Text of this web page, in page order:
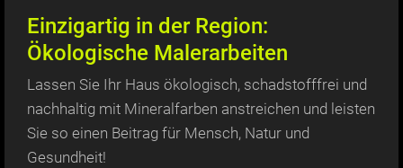
Einzigartig in der Region:
Ökologische Malerarbeiten
Lassen Sie Ihr Haus ökologisch, schadstofffrei und
nachhaltig mit Mineralfarben anstreichen und leisten
Sie so einen Beitrag für Mensch, Natur und
Gesundheit!